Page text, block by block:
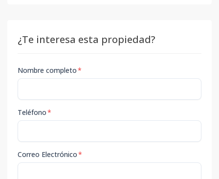
¿Te interesa esta propiedad?
Nombre completo*
Teléfono*
Correo Electrónico*